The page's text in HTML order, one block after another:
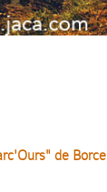
de Borce